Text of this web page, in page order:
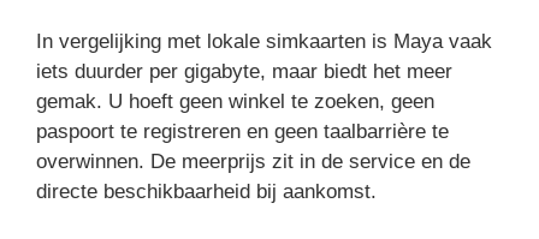
In vergelijking met lokale simkaarten is Maya vaak
iets duurder per gigabyte, maar biedt het meer
gemak. U hoeft geen winkel te zoeken, geen
paspoort te registreren en geen taalbarrière te
overwinnen. De meerprijs zit in de service en de
directe beschikbaarheid bij aankomst.